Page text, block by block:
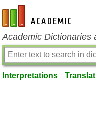
en-academic.com
Academic Dictionaries
Interpretations